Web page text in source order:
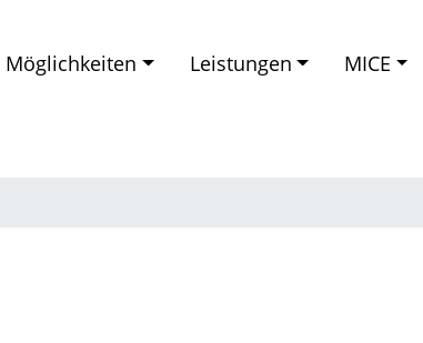
Möglichkeiten Leistungen MICE